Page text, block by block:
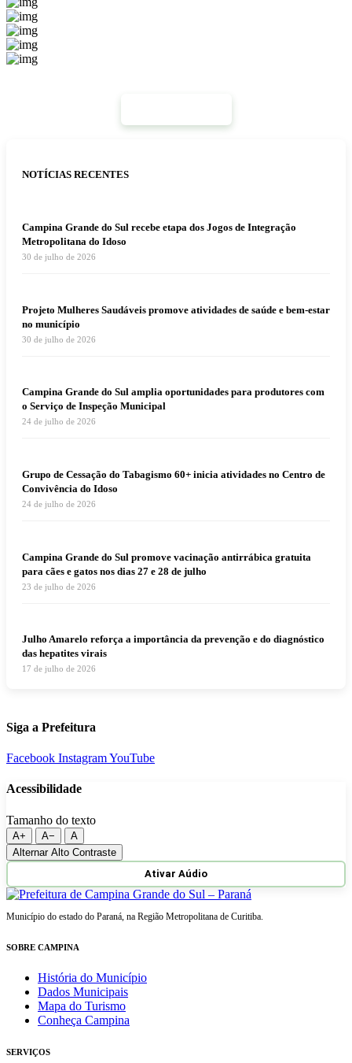
NOTÍCIAS RECENTES
Campina Grande do Sul recebe etapa dos Jogos de Integração
Metropolitana do Idoso
30 de julho de 2026
Projeto Mulheres Saudáveis promove atividades de saúde e bem-estar
no município
30 de julho de 2026
Campina Grande do Sul amplia oportunidades para produtores com
o Serviço de Inspeção Municipal
24 de julho de 2026
Grupo de Cessação do Tabagismo 60+ inicia atividades no Centro de
Convivência do Idoso
24 de julho de 2026
Campina Grande do Sul promove vacinação antirrábica gratuita
para cães e gatos nos dias 27 e 28 de julho
23 de julho de 2026
Julho Amarelo reforça a importância da prevenção e do diagnóstico
das hepatites virais
17 de julho de 2026
Siga a Prefeitura
Facebook InstagramYouTube
Acessibilidade
Tamanho do texto
A+ A−
A
Alternar Alto Contraste
Ativar Aúdio
Município do estado do Paraná, na Região Metropolitana de Curitiba.
SOBRE CAMPINA
História do Município
Dados Municipais
Mapa do Turismo
Conheça Campina
SERVIÇOS